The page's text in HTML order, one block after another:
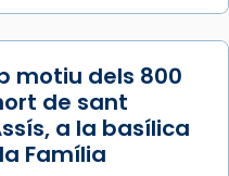
motiu dels 800
de sant
a la basílica
Família